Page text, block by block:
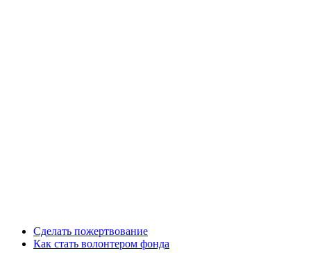
Сделать пожертвование
Как стать волонтером фонда